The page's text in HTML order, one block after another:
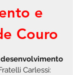
e
Couro
Carlessi: